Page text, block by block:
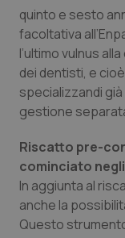
Psoriasi &
Quotidiano
Quotidiano
Quotidiano
Rene &
quinto e sesto
facoltativa
l’ultimo vulnus
dei dentisti, e
specializzandi già
gestione
Riscatto pre-
cominciato negli
In aggiunta al
anche la
Questo